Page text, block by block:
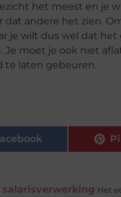
het meest en je
andere het zien.
je wilt dus wel dat
Je moet je ook niet
te laten gebeuren.
Het